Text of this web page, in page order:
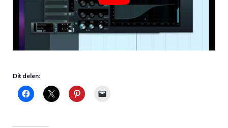
Dit delen: